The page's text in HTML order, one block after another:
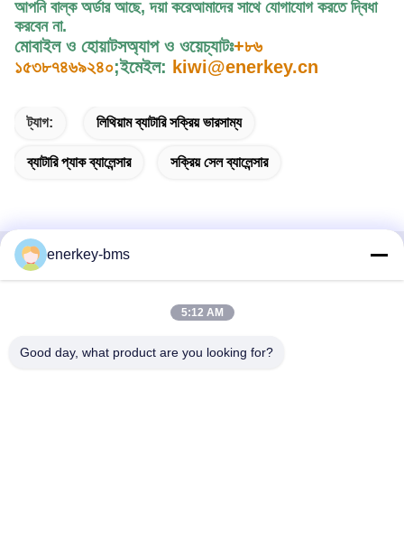
আপনি বাল্ক অর্ডার আছে, দয়া করেআমাদের সাথে যোগাযোগ করতে দ্বিধা
করবেন না.
মোবাইল ও হোয়াটসঅ্যাপ ও ওয়েচ্যাটঃ+৮৬
১৫৩৮৭৪৬৯২৪০;ইমেইল: kiwi@enerkey.cn
ট্যাগ: লিথিয়াম ব্যাটারি সক্রিয় ভারসাম্য
ব্যাটারি প্যাক ব্যালেন্সার সক্রিয় সেল ব্যালেন্সার
দ্রুত যোগাযোগ
কমিউনিটি, গংমিং স্ট্রিট, গুয়াংমিং জেলা, শেঞ্জেন, চীন, 518106
enerkey-bms
5:12 AM
Good day, what product are you looking for?